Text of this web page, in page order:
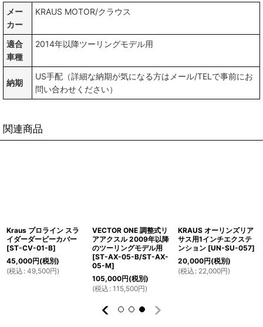
メー
カー
KRAUS MOTOR/クラウス
適合
車種
2014年以降ツーリングモデル用
納期
US手配（詳細な納期が気になる方はメール/TELで事前にお
問い合わせください）
関連商品
Kraus プロライン スラ
イダーダービーカバー
[ST-CV-01-B]
45,000円(税別)
(税込 : 49,500円)
VECTOR ONE 調整式リ
アアクスル 2009年以降
のツーリングモデル用
[ST-AX-05-B/ST-AX-
05-M]
105,000円(税別)
(税込 : 115,500円)
KRAUS オーリンズリア
サス用1インチエクステ
ンション [UN-SU-057]
20,000円(税別)
(税込 : 22,000円)